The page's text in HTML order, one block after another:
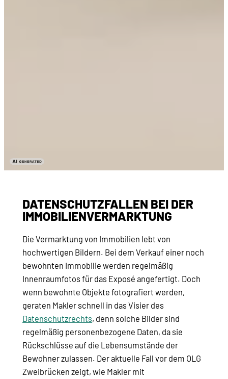
DATENSCHUTZFALLEN BEI DER
IMMOBILIENVERMARKTUNG
Die Vermarktung von Immobilien lebt von
hochwertigen Bildern. Bei dem Verkauf einer noch
bewohnten Immobilie werden regelmäßig
Innenraumfotos für das Exposé angefertigt. Doch
wenn bewohnte Objekte fotografiert werden,
geraten Makler schnell in das Visier des
Datenschutzrechts, denn solche Bilder sind
regelmäßig personenbezogene Daten, da sie
Rückschlüsse auf die Lebensumstände der
Bewohner zulassen. Der aktuelle Fall vor dem OLG
Zweibrücken zeigt, wie Makler mit